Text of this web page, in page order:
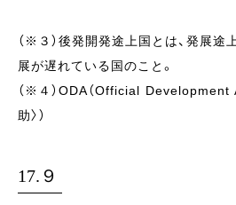
（※３）後発開発途上国とは、発展
展が遅れている国のこと。
（※４）ODA（Official Development
助〉）
17.９